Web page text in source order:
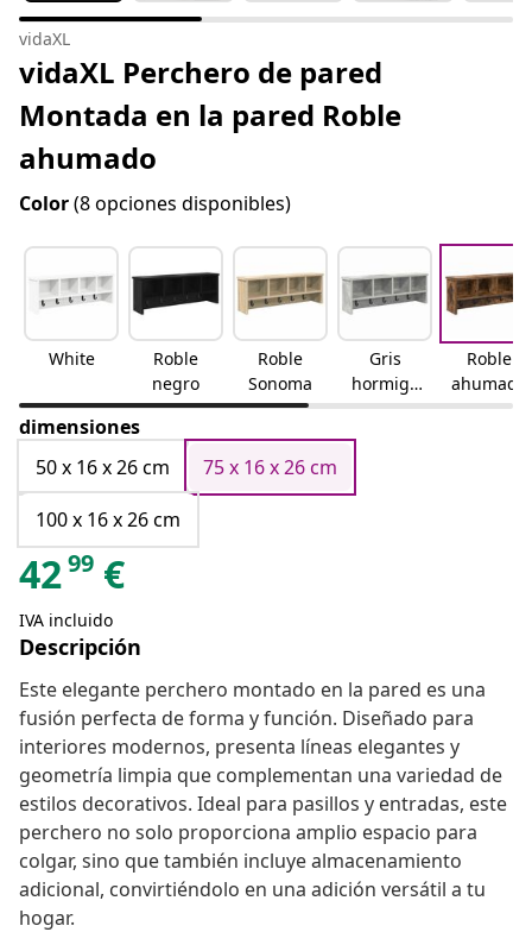
vidaXL
vidaXL Perchero de pared
Montada en la pared Roble
ahumado
Color(8 opciones disponibles)
White
Roble
negro
Roble
Sonoma
Gris
hormigó
n
Roble
ahumado
dimensiones
50 x 16 x 26 cm
75 x 16 x 26 cm
100 x 16 x 26 cm
4299 €
IVA incluido
Descripción
Este elegante perchero montado en la pared es una
fusión perfecta de forma y función. Diseñado para
interiores modernos, presenta líneas elegantes y
geometría limpia que complementan una variedad de
estilos decorativos. Ideal para pasillos y entradas, este
perchero no solo proporciona amplio espacio para
colgar, sino que también incluye almacenamiento
adicional, convirtiéndolo en una adición versátil a tu
hogar.